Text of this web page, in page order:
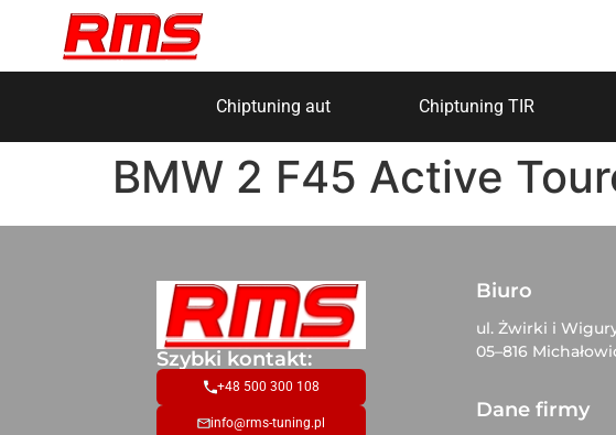
Chiptuning aut Chiptuning TIR
BMW 2 F45 Active
Szybki kontakt:
+48 500 300 108
info@rms-tuning.pl
Biuro
ul. Żwirki i
05–816
Dane firmy